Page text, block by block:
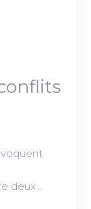
deux…